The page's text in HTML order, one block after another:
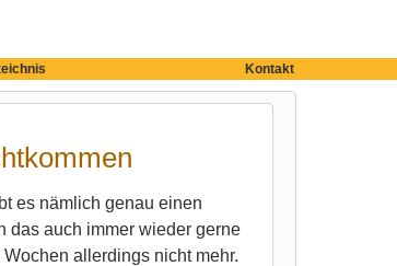
Kontakt
es nämlich genau einen
das auch immer wieder gerne
allerdings nicht mehr.